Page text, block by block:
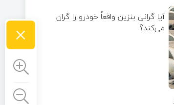
آیا گرانی بنزین واقعاً خودرو را گران
می‌کند؟
×